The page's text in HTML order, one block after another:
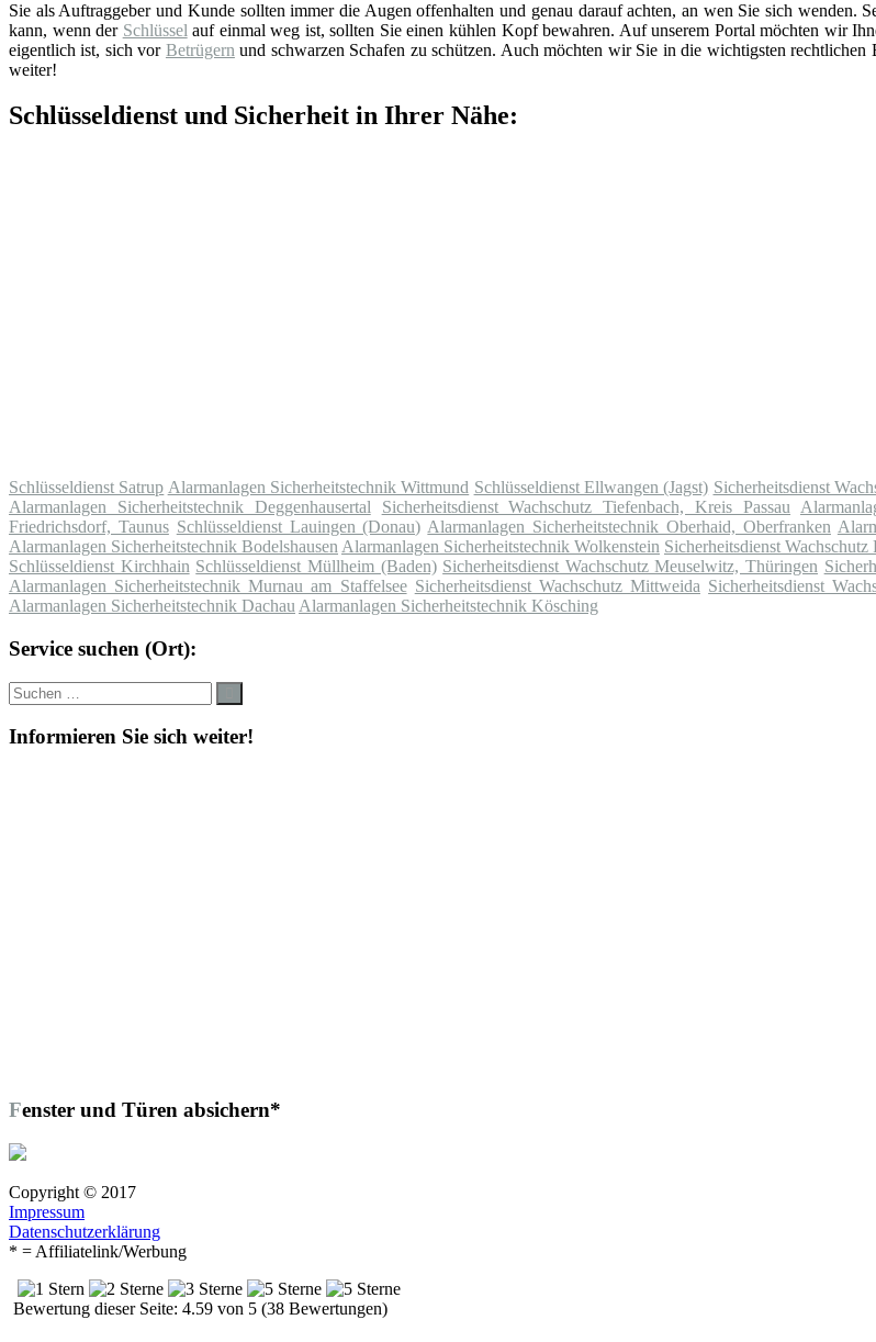
Sie als Auftraggeber und Kunde sollten immer die Augen offenhalten und genau darauf achten, an wen Sie sich wenden.
kann, wenn der Schlüssel auf einmal weg ist, sollten Sie einen kühlen Kopf bewahren. Auf unserem Portal möchten wir
eigentlich ist, sich vor Betrügern und schwarzen Schafen zu schützen. Auch möchten wir Sie in die wichtigsten
weiter!
Schlüsseldienst und Sicherheit in Ihrer Nähe:
Schlüsseldienst Satrup Alarmanlagen Sicherheitstechnik Wittmund Schlüsseldienst Ellwangen (Jagst) Sicherheitsdienst
Alarmanlagen Sicherheitstechnik Deggenhausertal
Sicherheitsdienst Wachschutz Tiefenbach, Kreis Passau
Friedrichsdorf, Taunus Schlüsseldienst Lauingen (Donau) Alarmanlagen Sicherheitstechnik Oberhaid, Oberfranken
Alarmanlagen Sicherheitstechnik Bodelshausen Alarmanlagen Sicherheitstechnik Wolkenstein Sicherheitsdienst Wachschutz
Schlüsseldienst Kirchhain Schlüsseldienst Müllheim (Baden) Sicherheitsdienst Wachschutz Meuselwitz, Thüringen
Alarmanlagen Sicherheitstechnik Murnau am Staffelsee Sicherheitsdienst Wachschutz Mittweida Sicherheitsdienst
Alarmanlagen Sicherheitstechnik Dachau Alarmanlagen Sicherheitstechnik Kösching
Service suchen (Ort):
Suche
nach:
Informieren Sie sich weiter!
Fenster und Türen absichern*
Copyright © 2017
Impressum
Datenschutzerklärung
* = Affiliatelink/Werbung
Bewertung dieser Seite: 4.59 von 5 (38 Bewertungen)